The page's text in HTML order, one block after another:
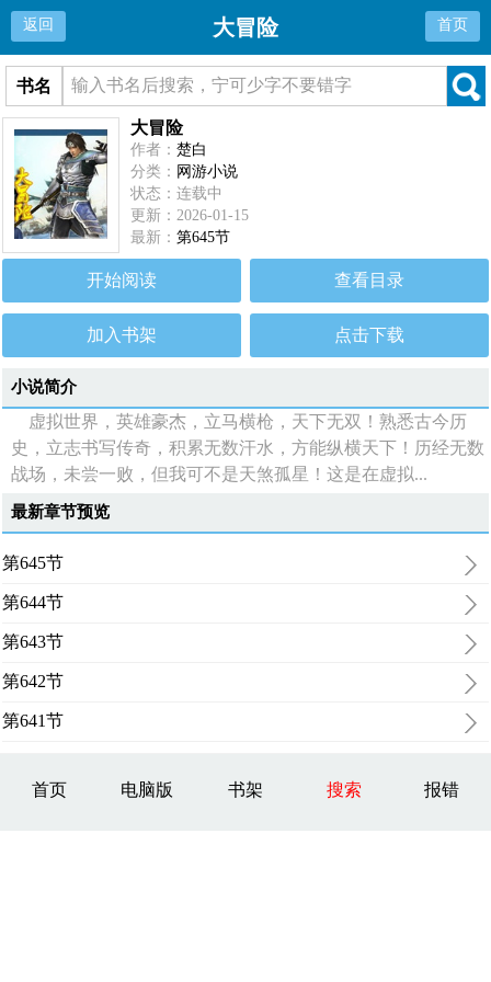
返回 大冒险 首页
书名
大冒险
作者：楚白
分类： 网游小说
状态：连载中
更新：2026-01-15
最新：第645节
开始阅读 查看目录
加入书架 点击下载
小说简介
虚拟世界，英雄豪杰，立马横枪，天下无双！熟悉古今历
史，立志书写传奇，积累无数汗水，方能纵横天下！历经无数
战场，未尝一败，但我可不是天煞孤星！这是在虚拟...
最新章节预览
第645节
第644节
第643节
第642节
第641节
首页 电脑版 书架 搜索 报错